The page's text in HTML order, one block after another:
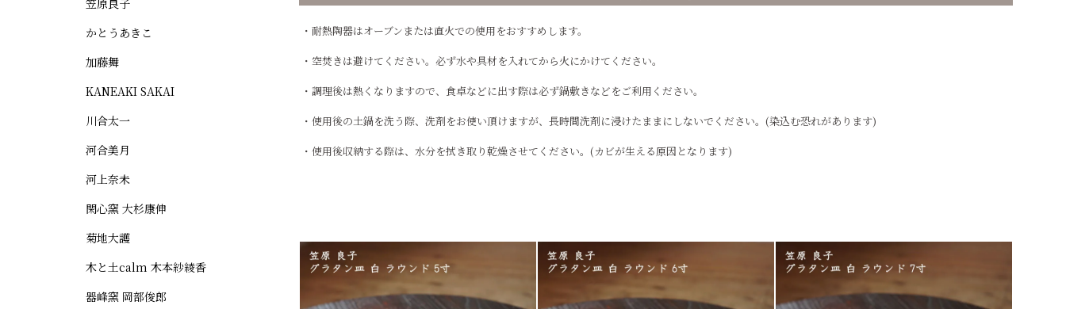
・耐熱陶器はオーブンまたは直火での使用をおすすめします。
・空焚きは避けてください。必ず水や具材を入れてから火にかけてください。
・調理後は熱くなりますので、食卓などに出す際は必ず鍋敷きなどをご利用ください。
・使用後の土鍋を洗う際、洗剤をお使い頂けますが、長時間洗剤に浸けたままにしないでください。(染込む恐れがあります)
・使用後収納する際は、水分を拭き取り乾燥させてください。(カビが生える原因となります)
笠原良子
かとうあきこ
加藤舞
KANEAKI SAKAI
川合太一
河合美月
河上奈未
閑心窯 大杉康伸
菊地大護
木と土calm 木本紗綾香
器峰窯 岡部俊郎